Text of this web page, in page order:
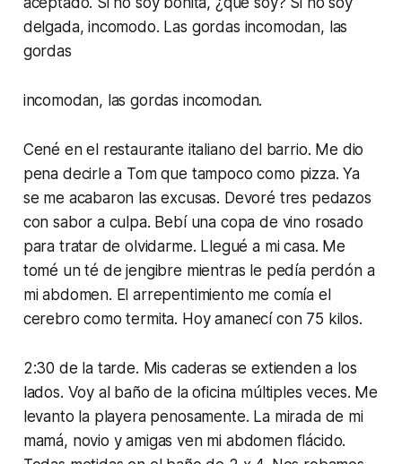
delgada, incomodo. Las gordas incomodan, las
gordas
incomodan, las gordas incomodan.
Cené en el restaurante italiano del barrio. Me dio
pena decirle a Tom que tampoco como pizza. Ya
se me acabaron las excusas. Devoré tres pedazos
con sabor a culpa. Bebí una copa de vino rosado
para tratar de olvidarme. Llegué a mi casa. Me
tomé un té de jengibre mientras le pedía perdón a
mi abdomen. El arrepentimiento me comía el
cerebro como termita. Hoy amanecí con 75 kilos.
2:30 de la tarde. Mis caderas se extienden a los
lados. Voy al baño de la oficina múltiples veces. Me
levanto la playera penosamente. La mirada de mi
mamá, novio y amigas ven mi abdomen flácido.